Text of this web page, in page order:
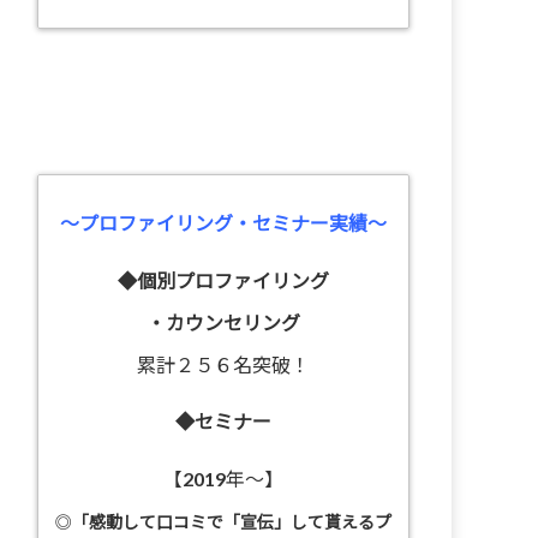
～プロファイリング・セミナー実績～
◆個別プロファイリング
・カウンセリング
累計２５６名突破！
◆セミナー
【2019年～】
◎ 「感動して口コミで「宣伝」して貰えるプ